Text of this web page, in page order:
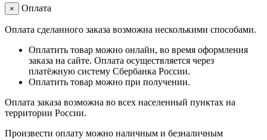
× Оплата
Оплата сделанного заказа возможна несколькими способами.
Оплатить товар можно онлайн, во время оформления
заказа на сайте. Оплата осуществляется через
платёжную систему Сбербанка России.
Оплатить товар можно при получении.
Оплата заказа возможна во всех населенный пунктах на
территории России.
Произвести оплату можно наличным и безналичным